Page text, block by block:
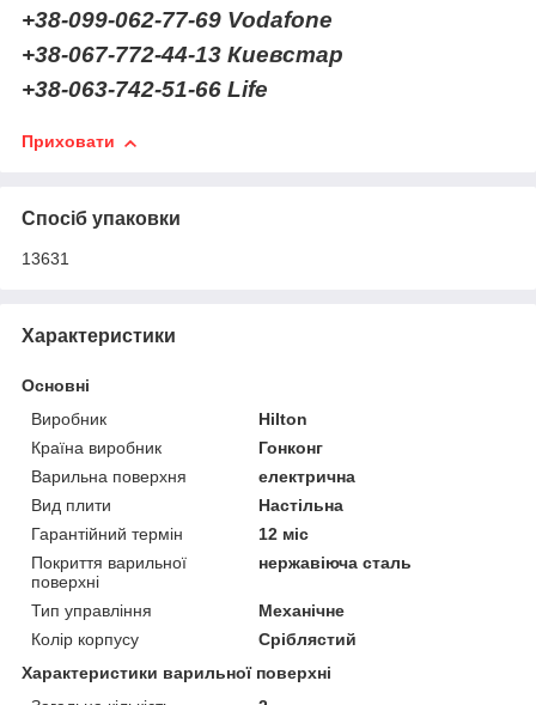
+38-099-062-77-69 Vodafone
+38-067-772-44-13 Киевстар
+38-063-742-51-66 Life
Приховати
Спосіб упаковки
13631
Характеристики
Основні
Виробник
Hilton
Країна виробник
Гонконг
Варильна поверхня
електрична
Вид плити
Настільна
Гарантійний термін
12 міс
Покриття варильної
поверхні
нержавіюча сталь
Тип управління
Механічне
Колір корпусу
Сріблястий
Характеристики варильної поверхні